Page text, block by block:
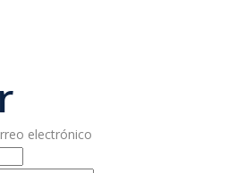
electrónico